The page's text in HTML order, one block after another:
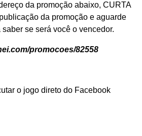
da promoção abaixo, CURTA
da promoção e aguarde
se será você o vencedor.
promocoes/82558
o jogo direto do Facebook